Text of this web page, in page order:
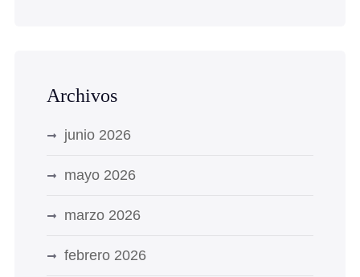
Archivos
junio 2026
mayo 2026
marzo 2026
febrero 2026